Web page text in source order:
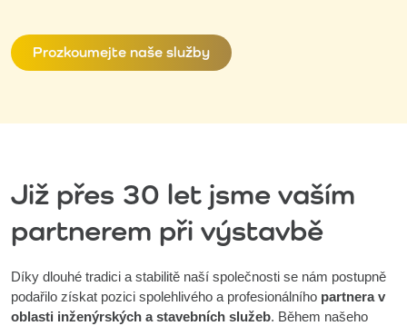
Prozkoumejte naše služby
Již přes 30 let jsme vaším
partnerem při výstavbě
Díky dlouhé tradici a stabilitě naší společnosti se nám postupně
podařilo získat pozici spolehlivého a profesionálního partnera v
oblasti inženýrských a stavebních služeb. Během našeho